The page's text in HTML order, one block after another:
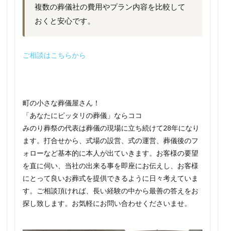
複数の葬儀社の費用やプラン内容を比較して
おくと安心です。
ご相談はこちらから
町の小さな葬儀屋さん！
「あなたにピッタリの葬儀」ならココ
みのり葬祭の代表は葬儀の現場に立ち続けて28年になり
ます。打合せから、式場の設営、式の運営、葬儀後のフ
ォローなど基本的に本人が出ていきます。お客様の要望
を直に伺い、当社の出来る事を即座にお伝えし、お客様
にとって良いお葬式を提供できるように日々考えていま
す。ご相談頂ければ、長い経験の中から最善の答えをお
探し致します。お気軽にお問い合わせくださいませ。